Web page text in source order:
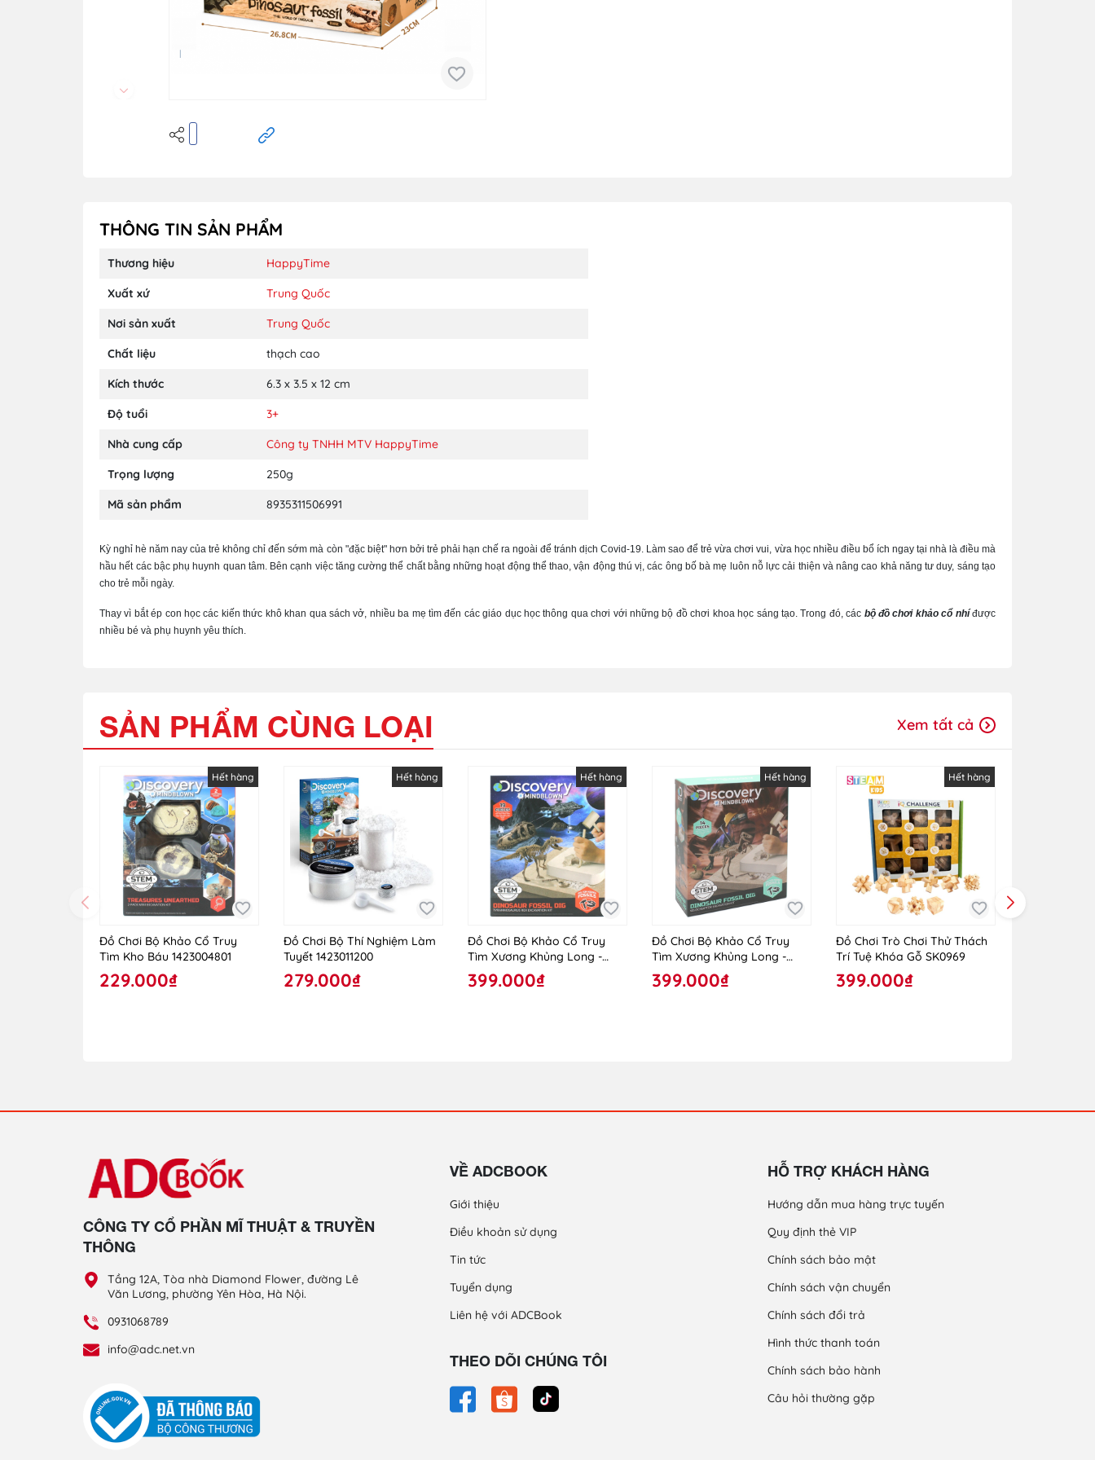
THÔNG TIN SẢN PHẨM
Thương hiệu HappyTime
Xuất xứ Trung Quốc
Nơi sản xuất Trung Quốc
Chất liệu thạch cao
Kích thước 6.3 x 3.5 x 12 cm
Độ tuổi 3+
Nhà cung cấp Công ty TNHH MTV HappyTime
Trọng lượng 250g
Mã sản phẩm 8935311506991
Kỳ nghỉ hè năm nay của trẻ không chỉ đến sớm mà còn "đặc biệt" hơn bởi trẻ phải hạn chế ra ngoài để tránh dịch Covid-19. Làm sao để trẻ vừa chơi vui, vừa học nhiều điều bổ ích ngay tại nhà là điều mà
hầu hết các bậc phụ huynh quan tâm. Bên cạnh việc tăng cường thể chất bằng những hoạt động thể thao, vận động thú vị, các ông bố bà mẹ luôn nỗ lực cải thiện và nâng cao khả năng tư duy, sáng tạo
cho trẻ mỗi ngày.
Thay vì bắt ép con học các kiến thức khô khan qua sách vở, nhiều ba mẹ tìm đến các giáo dục học thông qua chơi với những bộ đồ chơi khoa học sáng tạo. Trong đó, các bộ đồ chơi khảo cổ nhíđược
nhiều bé và phụ huynh yêu thích.
SẢN PHẨM CÙNG LOẠI Xem tất cả
Hết hàng
Đồ Chơi Bộ Khảo Cổ Truy
Tìm Kho Báu 1423004801
229.000₫
Hết hàng
Đồ Chơi Bộ Thí Nghiệm Làm
Tuyết 1423011200
279.000₫
Hết hàng
Đồ Chơi Bộ Khảo Cổ Truy
Tìm Xương Khủng Long -
T.Rex 1423004871
399.000₫
Hết hàng
Đồ Chơi Bộ Khảo Cổ Truy
Tìm Xương Khủng Long -
Velociraptor 1423004881
399.000₫
Hết hàng
Đồ Chơi Trò Chơi Thử Thách
Trí Tuệ Khóa Gỗ SK0969
399.000₫
CÔNG TY CỔ PHẦN MĨ THUẬT & TRUYỀN
THÔNG
Tầng 12A, Tòa nhà Diamond Flower, đường Lê
Văn Lương, phường Yên Hòa, Hà Nội.
0931068789
info@adc.net.vn
VỀ ADCBOOK
Giới thiệu
Điều khoản sử dụng
Tin tức
Tuyển dụng
Liên hệ với ADCBook
THEO DÕI CHÚNG TÔI
HỖ TRỢ KHÁCH HÀNG
Hướng dẫn mua hàng trực tuyến
Quy định thẻ VIP
Chính sách bảo mật
Chính sách vận chuyển
Chính sách đổi trả
Hình thức thanh toán
Chính sách bảo hành
Câu hỏi thường gặp